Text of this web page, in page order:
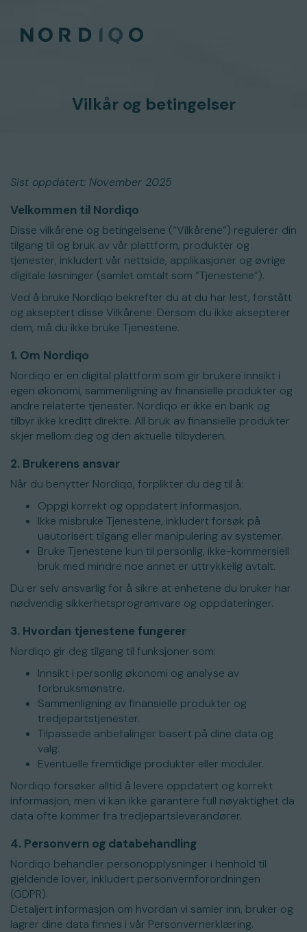
Vilkår og betingelser
Sist oppdatert: November 2025
Velkommen til Nordiqo
Disse vilkårene og betingelsene (“Vilkårene”) regulerer din
tilgang til og bruk av vår plattform, produkter og
tjenester, inkludert vår nettside, applikasjoner og øvrige
digitale løsninger (samlet omtalt som “Tjenestene”).
Ved å bruke Nordiqo bekrefter du at du har lest, forstått
og akseptert disse Vilkårene. Dersom du ikke aksepterer
dem, må du ikke bruke Tjenestene.
1. Om Nordiqo
Nordiqo er en digital plattform som gir brukere innsikt i
egen økonomi, sammenligning av finansielle produkter og
andre relaterte tjenester. Nordiqo er ikke en bank og
tilbyr ikke kreditt direkte. All bruk av finansielle produkter
skjer mellom deg og den aktuelle tilbyderen.
2. Brukerens ansvar
Når du benytter Nordiqo, forplikter du deg til å:
Oppgi korrekt og oppdatert informasjon.
Ikke misbruke Tjenestene, inkludert forsøk på
uautorisert tilgang eller manipulering av systemer.
Bruke Tjenestene kun til personlig, ikke-kommersiell
bruk med mindre noe annet er uttrykkelig avtalt.
Du er selv ansvarlig for å sikre at enhetene du bruker har
nødvendig sikkerhetsprogramvare og oppdateringer.
3. Hvordan tjenestene fungerer
Nordiqo gir deg tilgang til funksjoner som:
Innsikt i personlig økonomi og analyse av
forbruksmønstre.
Sammenligning av finansielle produkter og
tredjepartstjenester.
Tilpassede anbefalinger basert på dine data og
valg.
Eventuelle fremtidige produkter eller moduler.
Nordiqo forsøker alltid å levere oppdatert og korrekt
informasjon, men vi kan ikke garantere full nøyaktighet da
data ofte kommer fra tredjepartsleverandører.
4. Personvern og databehandling
Nordiqo behandler personopplysninger i henhold til
gjeldende lover, inkludert personvernforordningen
(GDPR).
Detaljert informasjon om hvordan vi samler inn, bruker og
lagrer dine data finnes i vår Personvernerklæring.